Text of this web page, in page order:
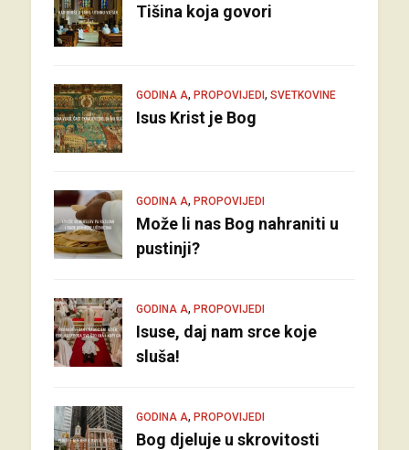
Tišina koja govori
GODINA A, PROPOVIJEDI, SVETKOVINE
Isus Krist je Bog
GODINA A, PROPOVIJEDI
Može li nas Bog nahraniti u
pustinji?
GODINA A, PROPOVIJEDI
Isuse, daj nam srce koje
sluša!
GODINA A, PROPOVIJEDI
Bog djeluje u skrovitosti